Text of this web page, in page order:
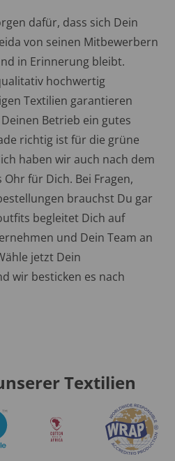
dafür, dass sich Dein
von seinen Mitbewerbern
in Erinnerung bleibt.
hochwertig
Textilien garantieren
Betrieb ein gutes
richtig ist für die grüne
haben wir auch nach dem
für Dich. Bei Fragen,
brauchst Du gar
begleitet Dich auf
und Dein Team an
jetzt Dein
wir besticken es nach
Textilien